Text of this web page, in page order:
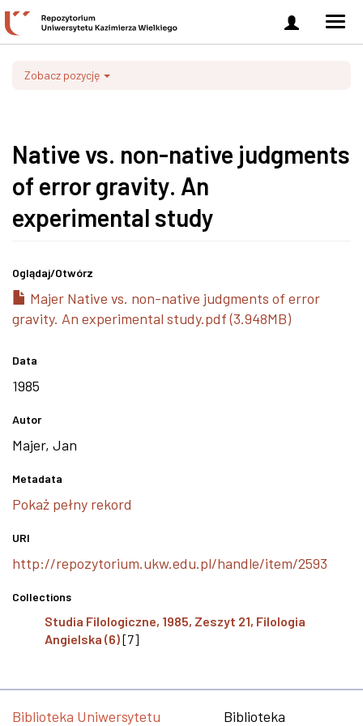
Zaloguj
się
Zobacz pozycję
Native vs. non-native judgments
of error gravity. An
experimental study
Oglądaj/Otwórz
Majer Native vs. non-native judgments of error
gravity. An experimental study.pdf (3.948MB)
Data
1985
Autor
Majer, Jan
Metadata
Pokaż pełny rekord
URI
http://repozytorium.ukw.edu.pl/handle/item/2593
Collections
Studia Filologiczne, 1985, Zeszyt 21, Filologia
Angielska (6)[7]
Biblioteka Uniwersytetu Biblioteka